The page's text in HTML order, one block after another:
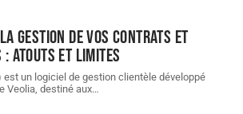
la gestion de vos contrats et
: atouts et limites
est un logiciel de gestion clientèle développé
Veolia, destiné aux…